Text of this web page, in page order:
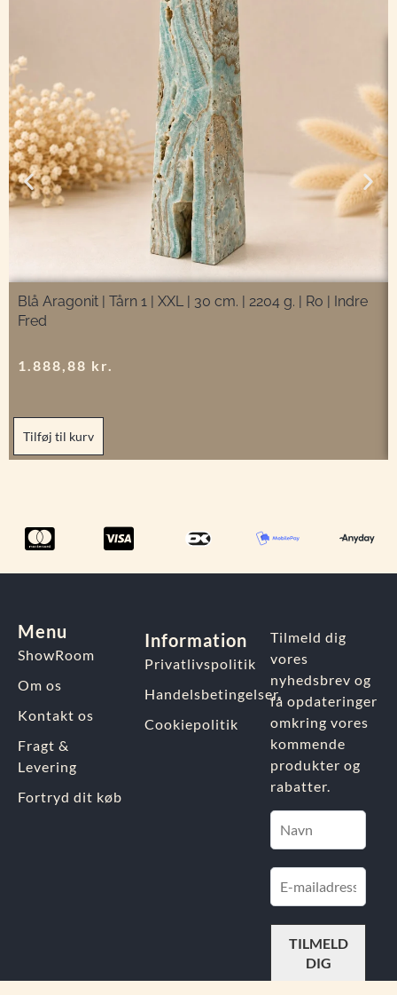
Blå Aragonit | Tårn 1 | XXL | 30 cm. | 2204 g. | Ro | Indre
Fred
1.888,88 kr.
Tilføj til kurv
Menu
ShowRoom
Om os
Kontakt os
Fragt &
Levering
Fortryd dit køb
Information
Privatlivspolitik
Handelsbetingelser
Cookiepolitik
Tilmeld dig
vores
nyhedsbrev og
få opdateringer
omkring vores
kommende
produkter og
rabatter.